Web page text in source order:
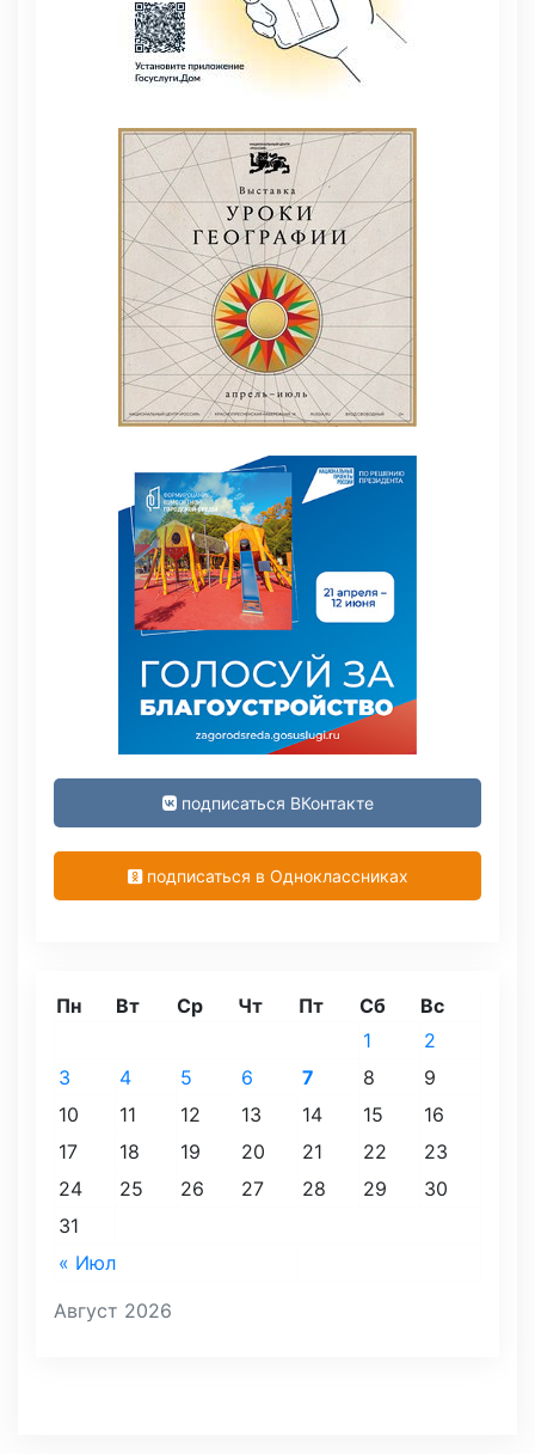
подписаться ВКонтакте
подписаться в Одноклассниках
Август 2026
Пн Вт Ср Чт Пт Сб Вс
« Июл
1
2
3
4 5 6 7 8
9
10
11 12 13 14 15
16
17
18 19 20 21 22
23
24
25 26 27 28 29
30
31